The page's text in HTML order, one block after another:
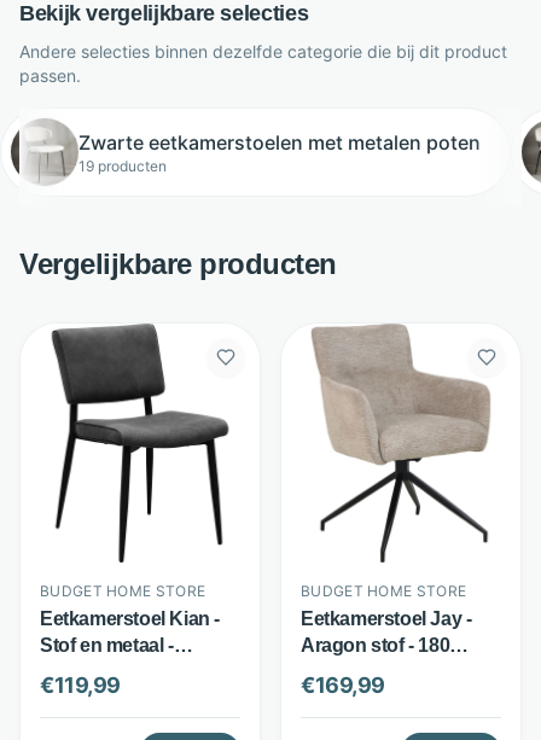
Bekijk vergelijkbare selecties
Andere selecties binnen dezelfde categorie die bij dit product
passen.
Zwarte eetkamerstoelen met metalen poten
19 producten
Vergelijkbare producten
BUDGET HOME STORE
Eetkamerstoel Kian -
Stof en metaal -
Sierstiksels - Antraciet
- Budget Home Store
€119,99
BUDGET HOME STORE
Eetkamerstoel Jay -
Aragon stof - 180
graden draaibaar -
Beige - Budget Home
Store
€169,99